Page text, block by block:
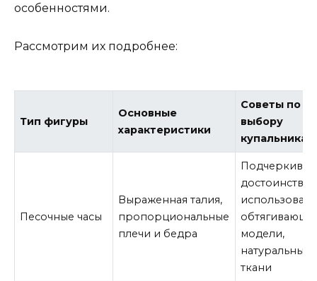
особенностями.
Рассмотрим их подробнее:
Тип фигуры
Основные
характеристики
Советы по
выбору
купальника
Песочные часы
Выраженная талия,
пропорциональные
плечи и бедра
достоинства,
использовать
модели,
натуральные
ткани